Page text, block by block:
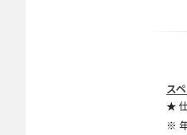
ス
★
※